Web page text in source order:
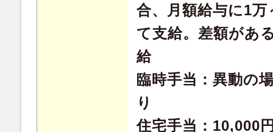
合、月額給与に1
て支給。差額があ
給
臨時手当：異動の
り
住宅手当：10,000